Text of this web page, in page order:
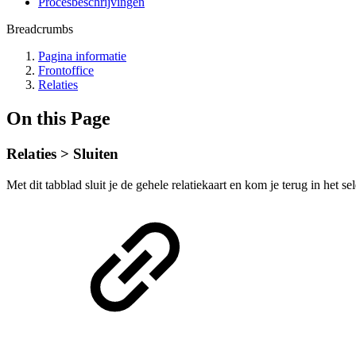
Breadcrumbs
Pagina informatie
Frontoffice
Relaties
On this Page
Relaties > Sluiten
Met dit tabblad sluit je de gehele relatiekaart en kom je terug in het